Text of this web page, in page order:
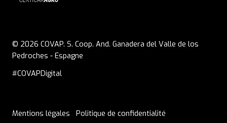
© 2026 COVAP. S. Coop. And. Ganadera del Valle de los
Pedroches - Espagne
#COVAPDigital
Mentions légales
Politique de confidentialité